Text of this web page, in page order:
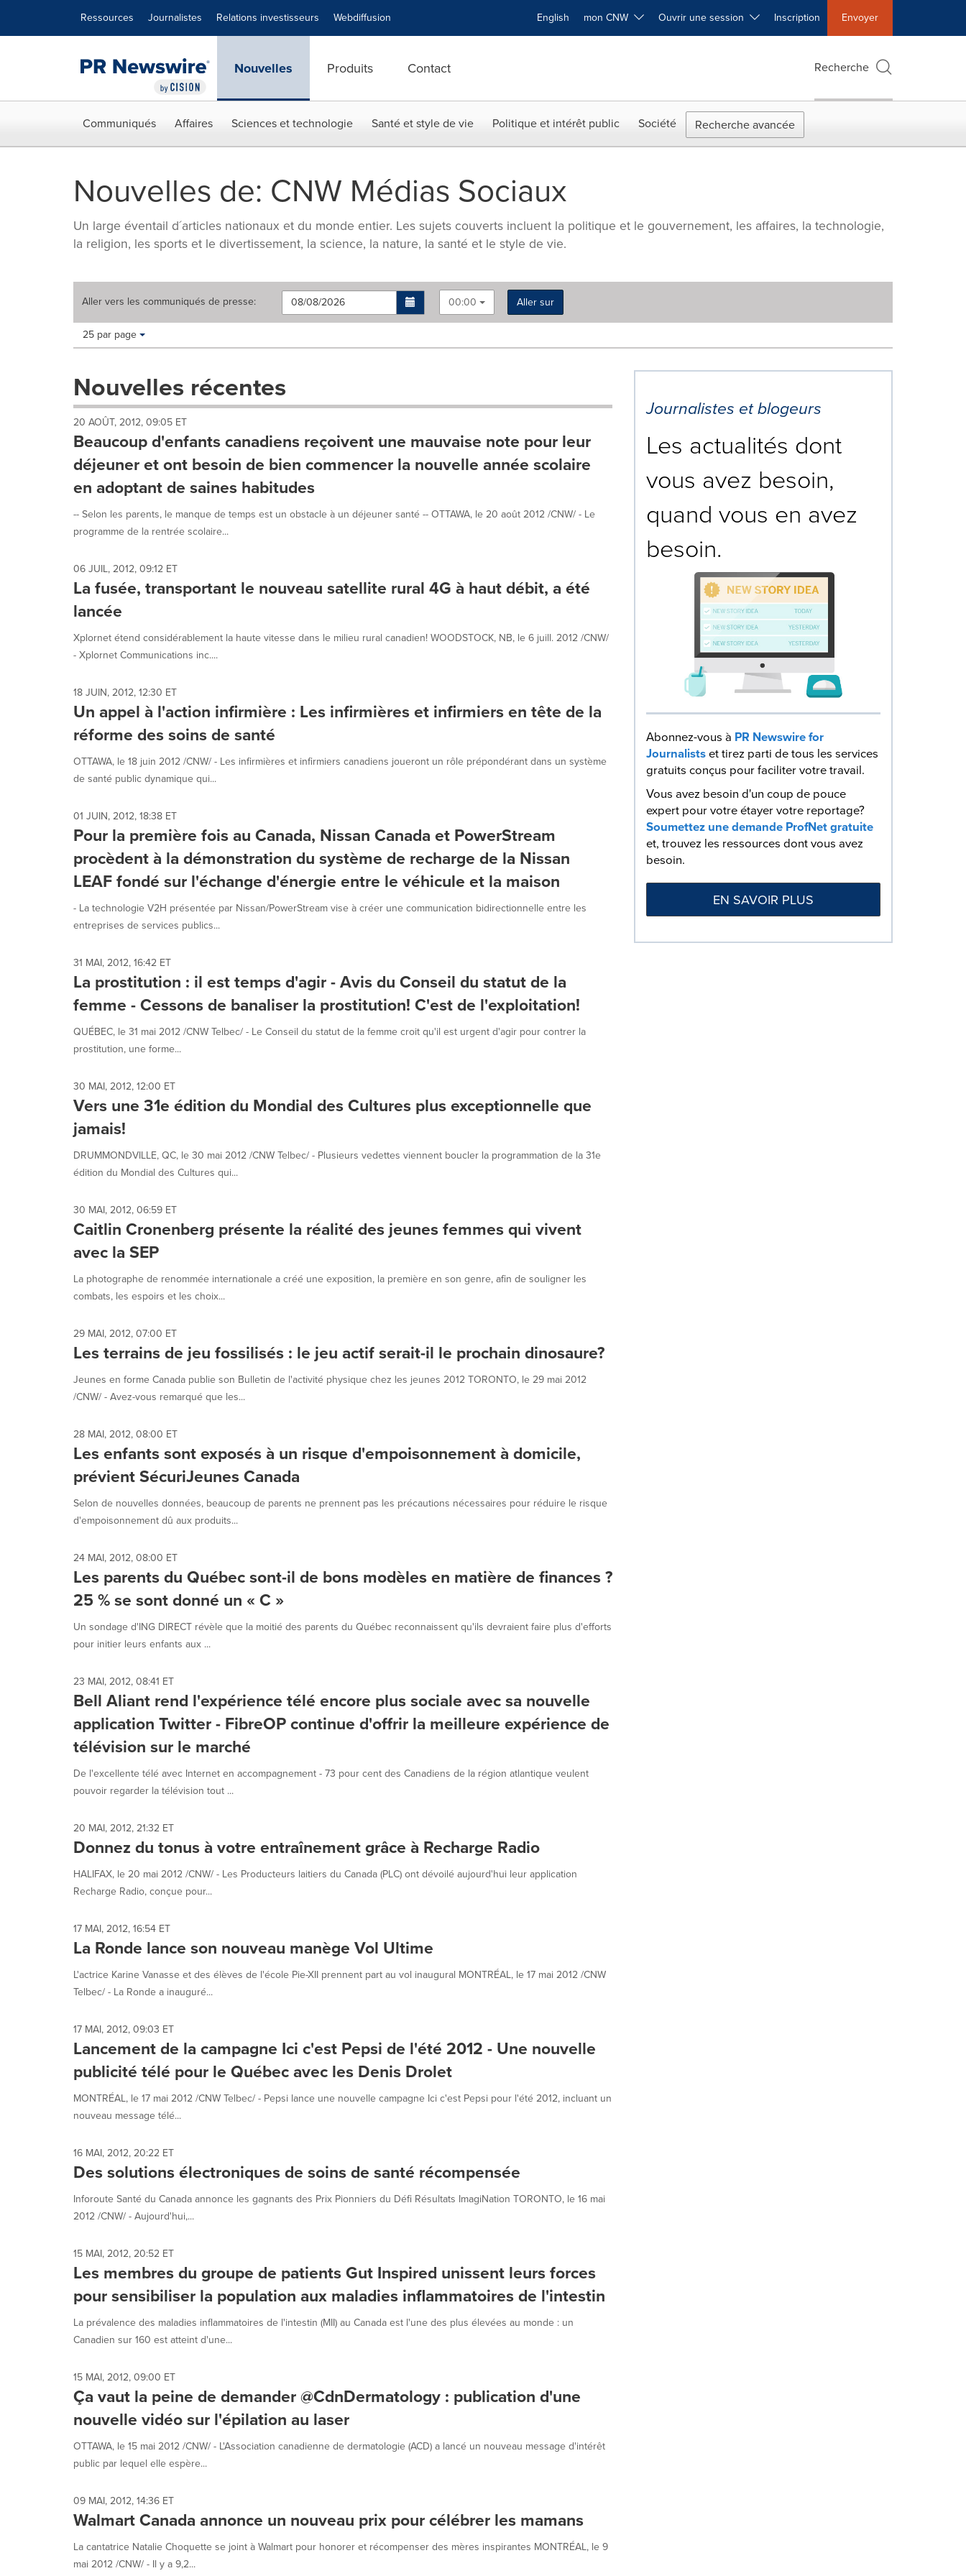
Ressources Journalistes Relations investisseurs Webdiffusion English mon CNW Ouvrir une session Inscription Envoyer
Nouvelles Produits Contact Recherche
Communiqués Affaires Sciences et technologie Santé et style de vie Politique et intérêt public Société Recherche avancée
Nouvelles de: CNW Médias Sociaux
Un large éventail d´articles nationaux et du monde entier. Les sujets couverts incluent la politique et le gouvernement, les affaires, la technologie,
la religion, les sports et le divertissement, la science, la nature, la santé et le style de vie.
Aller vers les communiqués de presse: 00:00
Aller sur
Making
these
dropdown
cause
content
on
this
page
change.
News
update
as
option
selected.
Items per page:
25 par page
Nouvelles récentes
20 AOÛT, 2012, 09:05 ET
Beaucoup d'enfants canadiens reçoivent une mauvaise note pour leur
déjeuner et ont besoin de bien commencer la nouvelle année scolaire
en adoptant de saines habitudes
-- Selon les parents, le manque de temps est un obstacle à un déjeuner santé -- OTTAWA, le 20 août 2012 /CNW/ - Le
programme de la rentrée scolaire...
06 JUIL, 2012, 09:12 ET
La fusée, transportant le nouveau satellite rural 4G à haut débit, a été
lancée
Xplornet étend considérablement la haute vitesse dans le milieu rural canadien! WOODSTOCK, NB, le 6 juill. 2012 /CNW/
- Xplornet Communications inc....
18 JUIN, 2012, 12:30 ET
Un appel à l'action infirmière : Les infirmières et infirmiers en tête de la
réforme des soins de santé
OTTAWA, le 18 juin 2012 /CNW/ - Les infirmières et infirmiers canadiens joueront un rôle prépondérant dans un système
de santé public dynamique qui...
01 JUIN, 2012, 18:38 ET
Pour la première fois au Canada, Nissan Canada et PowerStream
procèdent à la démonstration du système de recharge de la Nissan
LEAF fondé sur l'échange d'énergie entre le véhicule et la maison
- La technologie V2H présentée par Nissan/PowerStream vise à créer une communication bidirectionnelle entre les
entreprises de services publics...
31 MAI, 2012, 16:42 ET
La prostitution : il est temps d'agir - Avis du Conseil du statut de la
femme - Cessons de banaliser la prostitution! C'est de l'exploitation!
QUÉBEC, le 31 mai 2012 /CNW Telbec/ - Le Conseil du statut de la femme croit qu'il est urgent d'agir pour contrer la
prostitution, une forme...
30 MAI, 2012, 12:00 ET
Vers une 31e édition du Mondial des Cultures plus exceptionnelle que
jamais!
DRUMMONDVILLE, QC, le 30 mai 2012 /CNW Telbec/ - Plusieurs vedettes viennent boucler la programmation de la 31e
édition du Mondial des Cultures qui...
30 MAI, 2012, 06:59 ET
Caitlin Cronenberg présente la réalité des jeunes femmes qui vivent
avec la SEP
La photographe de renommée internationale a créé une exposition, la première en son genre, afin de souligner les
combats, les espoirs et les choix...
29 MAI, 2012, 07:00 ET
Les terrains de jeu fossilisés : le jeu actif serait-il le prochain dinosaure?
Jeunes en forme Canada publie son Bulletin de l'activité physique chez les jeunes 2012 TORONTO, le 29 mai 2012
/CNW/ - Avez-vous remarqué que les...
28 MAI, 2012, 08:00 ET
Les enfants sont exposés à un risque d'empoisonnement à domicile,
prévient SécuriJeunes Canada
Selon de nouvelles données, beaucoup de parents ne prennent pas les précautions nécessaires pour réduire le risque
d'empoisonnement dû aux produits...
24 MAI, 2012, 08:00 ET
Les parents du Québec sont-il de bons modèles en matière de finances ?
25 % se sont donné un « C »
Un sondage d'ING DIRECT révèle que la moitié des parents du Québec reconnaissent qu'ils devraient faire plus d'efforts
pour initier leurs enfants aux ...
23 MAI, 2012, 08:41 ET
Bell Aliant rend l'expérience télé encore plus sociale avec sa nouvelle
application Twitter - FibreOP continue d'offrir la meilleure expérience de
télévision sur le marché
De l'excellente télé avec Internet en accompagnement - 73 pour cent des Canadiens de la région atlantique veulent
pouvoir regarder la télévision tout ...
20 MAI, 2012, 21:32 ET
Donnez du tonus à votre entraînement grâce à Recharge Radio
HALIFAX, le 20 mai 2012 /CNW/ - Les Producteurs laitiers du Canada (PLC) ont dévoilé aujourd'hui leur application
Recharge Radio, conçue pour...
17 MAI, 2012, 16:54 ET
La Ronde lance son nouveau manège Vol Ultime
L'actrice Karine Vanasse et des élèves de l'école Pie-XII prennent part au vol inaugural MONTRÉAL, le 17 mai 2012 /CNW
Telbec/ - La Ronde a inauguré...
17 MAI, 2012, 09:03 ET
Lancement de la campagne Ici c'est Pepsi de l'été 2012 - Une nouvelle
publicité télé pour le Québec avec les Denis Drolet
MONTRÉAL, le 17 mai 2012 /CNW Telbec/ - Pepsi lance une nouvelle campagne Ici c'est Pepsi pour l'été 2012, incluant un
nouveau message télé...
16 MAI, 2012, 20:22 ET
Des solutions électroniques de soins de santé récompensée
Inforoute Santé du Canada annonce les gagnants des Prix Pionniers du Défi Résultats ImagiNation TORONTO, le 16 mai
2012 /CNW/ - Aujourd'hui,...
15 MAI, 2012, 20:52 ET
Les membres du groupe de patients Gut Inspired unissent leurs forces
pour sensibiliser la population aux maladies inflammatoires de l'intestin
La prévalence des maladies inflammatoires de l'intestin (MII) au Canada est l'une des plus élevées au monde : un
Canadien sur 160 est atteint d'une...
15 MAI, 2012, 09:00 ET
Ça vaut la peine de demander @CdnDermatology : publication d'une
nouvelle vidéo sur l'épilation au laser
OTTAWA, le 15 mai 2012 /CNW/ - L'Association canadienne de dermatologie (ACD) a lancé un nouveau message d'intérêt
public par lequel elle espère...
09 MAI, 2012, 14:36 ET
Walmart Canada annonce un nouveau prix pour célébrer les mamans
La cantatrice Natalie Choquette se joint à Walmart pour honorer et récompenser des mères inspirantes MONTRÉAL, le 9
mai 2012 /CNW/ - Il y a 9,2...
Journalistes et blogeurs
Les actualités dont
vous avez besoin,
quand vous en avez
besoin.
Abonnez-vous à PR Newswire for
Journalistset tirez parti de tous les services
gratuits conçus pour faciliter votre travail.
Vous avez besoin d'un coup de pouce
expert pour votre étayer votre reportage?
Soumettez une demande ProfNet gratuite
et, trouvez les ressources dont vous avez
besoin.
EN SAVOIR PLUS